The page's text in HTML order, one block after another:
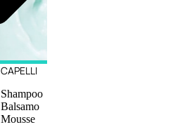
CAPELLI
Shampoo
Balsamo
Mousse